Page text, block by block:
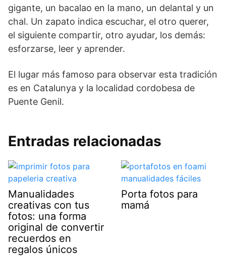
gigante, un bacalao en la mano, un delantal y un
chal. Un zapato indica escuchar, el otro querer,
el siguiente compartir, otro ayudar, los demás:
esforzarse, leer y aprender.
El lugar más famoso para observar esta tradición
es en Catalunya y la localidad cordobesa de
Puente Genil.
Entradas relacionadas
Manualidades
creativas con tus
fotos: una forma
original de convertir
recuerdos en
regalos únicos
Porta fotos para
mamá